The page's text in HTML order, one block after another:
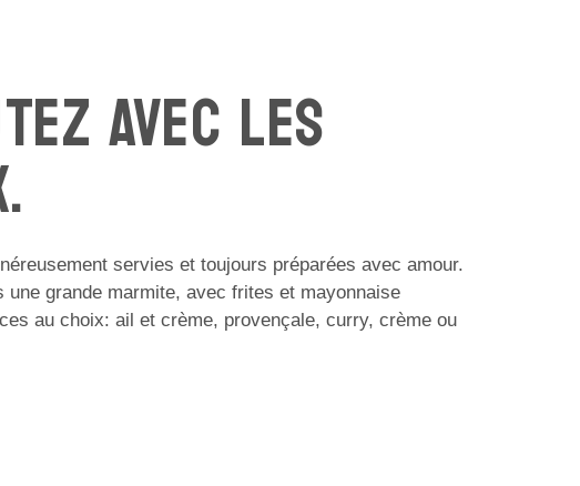
AVEC LES
servies et toujours préparées avec amour.
une grande marmite, avec frites et mayonnaise
au choix: ail et crème, provençale, curry, crème ou